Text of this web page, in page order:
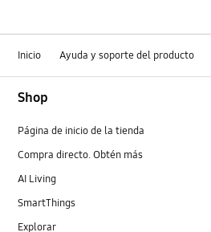
Inicio Ayuda y soporte del producto
Shop
Página de inicio de la tienda
Compra directo. Obtén más
AI Living
SmartThings
Explorar